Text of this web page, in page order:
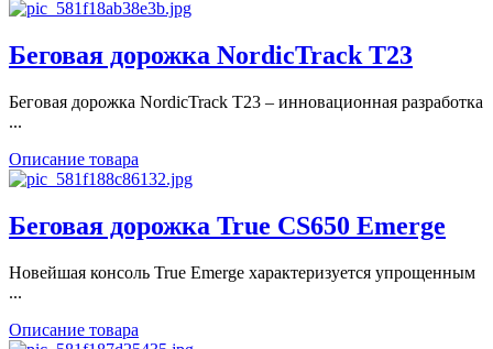
Беговая дорожка NordicTrack T23
Беговая дорожка NordicTrack T23 – инновационная разработка
...
Описание товара
Беговая дорожка True CS650 Emerge
Новейшая консоль True Emerge характеризуется упрощенным
...
Описание товара